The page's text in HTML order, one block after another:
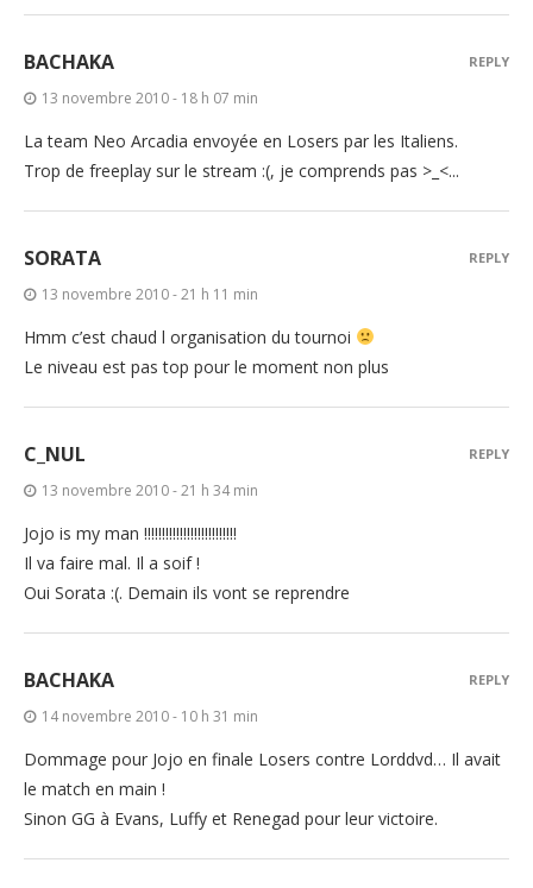
BACHAKA
13 novembre 2010 - 18 h 07 min
La team Neo Arcadia envoyée en Losers par les Italiens.
Trop de freeplay sur le stream :(, je comprends pas >_<...
REPLY
SORATA
13 novembre 2010 - 21 h 11 min
Hmm c’est chaud l organisation du tournoi
Le niveau est pas top pour le moment non plus
REPLY
C_NUL
13 novembre 2010 - 21 h 34 min
Jojo is my man !!!!!!!!!!!!!!!!!!!!!!!!!!
Il va faire mal. Il a soif !
Oui Sorata :(. Demain ils vont se reprendre
REPLY
BACHAKA
14 novembre 2010 - 10 h 31 min
Dommage pour Jojo en finale Losers contre Lorddvd… Il avait
le match en main !
Sinon GG à Evans, Luffy et Renegad pour leur victoire.
REPLY